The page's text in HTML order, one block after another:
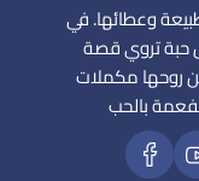
وعطائها. في
حبة تروي قصة
روحها مكملات
بالحب